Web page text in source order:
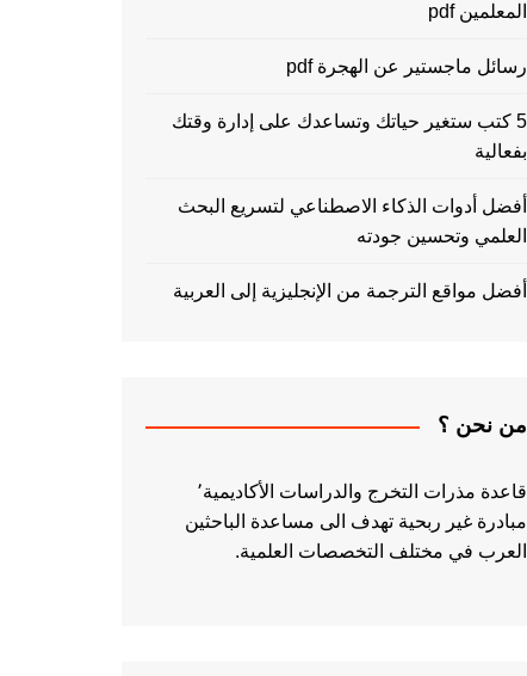
المعلمين pdf
رسائل ماجستير عن الهجرة pdf
5 كتب ستغير حياتك وتساعدك على إدارة وقتك
بفعالية
أفضل أدوات الذكاء الاصطناعي لتسريع البحث
العلمي وتحسين جودته
أفضل مواقع الترجمة من الإنجليزية إلى العربية
من نحن ؟
قاعدة مذرات التخرج والدراسات الأكاديمية٬
مبادرة غير ربحية تهدف الى مساعدة الباحثين
العرب في مختلف التخصصات العلمية.